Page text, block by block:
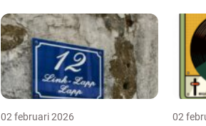
02 februari 2026 02